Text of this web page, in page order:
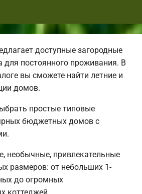
доступные загородные
постоянного проживания. В
вы сможете найти летние и
домов.
простые типовые
бюджетных домов с
необычные, привлекательные
размеров: от небольших 1-
до огромных